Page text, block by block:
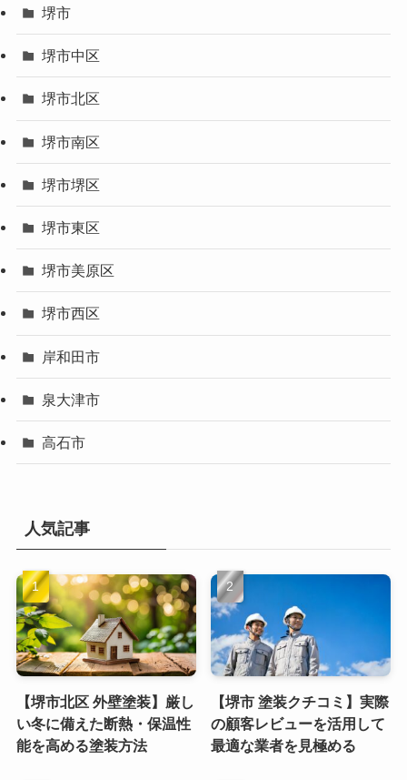
堺市
堺市中区
堺市北区
堺市南区
堺市堺区
堺市東区
堺市美原区
堺市西区
岸和田市
泉大津市
高石市
人気記事
【堺市北区 外壁塗装】厳し
い冬に備えた断熱・保温性
能を高める塗装方法
【堺市 塗装クチコミ】実際
の顧客レビューを活用して
最適な業者を見極める